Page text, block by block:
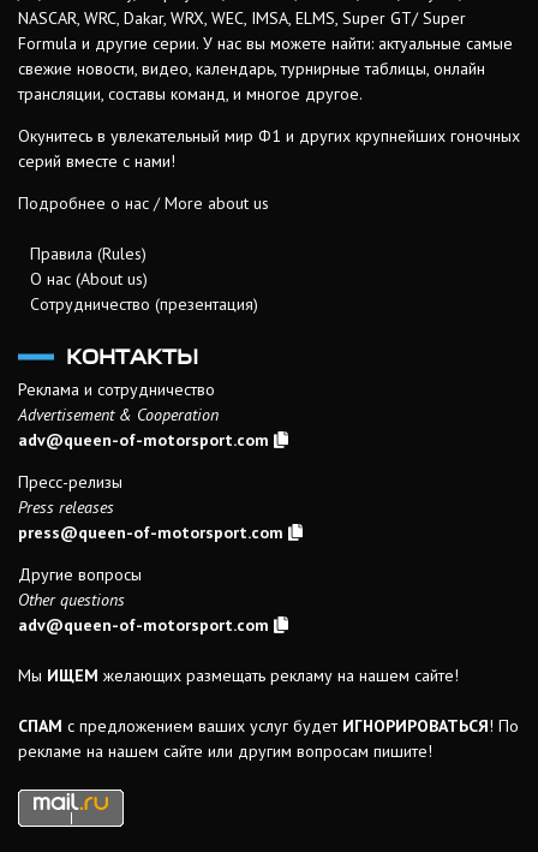
NASCAR, WRC, Dakar, WRX, WEC, IMSA, ELMS, Super GT/ Super
Formula и другие серии. У нас вы можете найти: актуальные самые
свежие новости, видео, календарь, турнирные таблицы, онлайн
трансляции, составы команд, и многое другое.
Окунитесь в увлекательный мир Ф1 и других крупнейших гоночных
серий вместе с нами!
Подробнее о нас / More about us
Правила (Rules)
О нас (About us)
Сотрудничество (презентация)
КОНТАКТЫ
Реклама и сотрудничество
Advertisement & Cooperation
adv@queen-of-motorsport.com
Пресс-релизы
Press releases
press@queen-of-motorsport.com
Другие вопросы
Other questions
adv@queen-of-motorsport.com
Мы ИЩЕМ желающих размещать рекламу на нашем сайте!
СПАМ с предложением ваших услуг будет ИГНОРИРОВАТЬСЯ! По
рекламе на нашем сайте или другим вопросам пишите!